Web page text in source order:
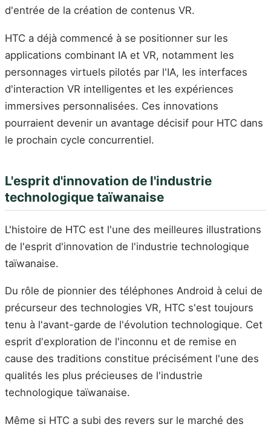
d'entrée de la création de contenus VR.
HTC a déjà commencé à se positionner sur les
applications combinant IA et VR, notamment les
personnages virtuels pilotés par l'IA, les interfaces
d'interaction VR intelligentes et les expériences
immersives personnalisées. Ces innovations
pourraient devenir un avantage décisif pour HTC dans
le prochain cycle concurrentiel.
L'esprit d'innovation de l'industrie
technologique taïwanaise
L'histoire de HTC est l'une des meilleures illustrations
de l'esprit d'innovation de l'industrie technologique
taïwanaise.
Du rôle de pionnier des téléphones Android à celui de
précurseur des technologies VR, HTC s'est toujours
tenu à l'avant-garde de l'évolution technologique. Cet
esprit d'exploration de l'inconnu et de remise en
cause des traditions constitue précisément l'une des
qualités les plus précieuses de l'industrie
technologique taïwanaise.
Même si HTC a subi des revers sur le marché des